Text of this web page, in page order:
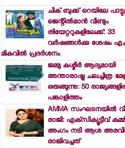
ചിക് ബുക്ക് റെയിലേ
ജെന്റില്‍മാന്‍ വീണ്ടും
തിയേറ്ററുകളിലേക്ക്: 33
വര്‍ഷങ്ങള്‍ക്കു ശേഷം
മികവില്‍ പ്രദര്‍ശനം
ജമ്മു കശ്മീര്‍ ആദ്യമായി
അന്താരാഷ്ട്ര ചലച്ചിത്ര
ഒരുങ്ങുന്നു: 50
പങ്കാളിത്തം
AMMA സംഘടനയില്‍
രാജി: എക്‌സിക്യൂട്ടീവ്
അംഗം നടി ആശ
രാജിവച്ചത്